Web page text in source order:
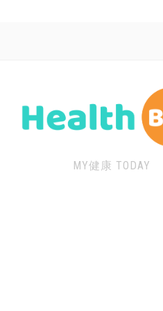
MY健康 TODAY